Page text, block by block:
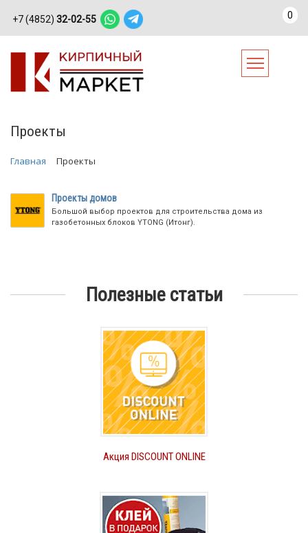
+7 (4852) 32-02-55 0
Проекты
Главная Проекты
Проекты домов
Большой выбор проектов для строительства дома из
газобетонных блоков YTONG (Итонг).
Полезные статьи
Акция DISCOUNT ONLINE